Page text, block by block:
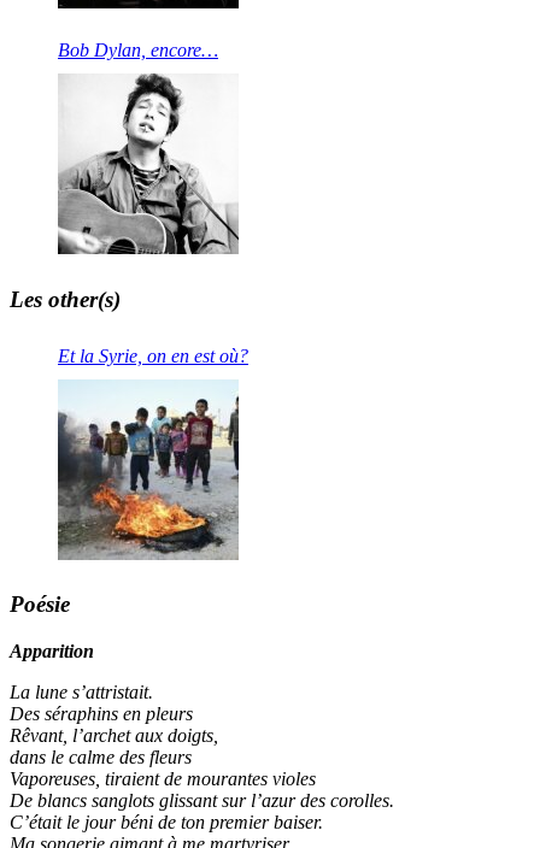
Bob Dylan, encore…
Les other(s)
Et la Syrie, on en est où?
Poésie
Apparition
La lune s’attristait.
Des séraphins en pleurs
Rêvant, l’archet aux doigts,
dans le calme des fleurs
Vaporeuses, tiraient de mourantes violes
De blancs sanglots glissant sur l’azur des corolles.
C’était le jour béni de ton premier baiser.
Ma songerie aimant à me martyriser